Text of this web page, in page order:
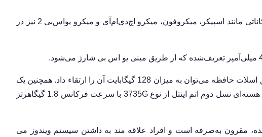
80 Cesium ، وای-فای و بلوتوث داشته و امکاناتی مانند اسپیکر، میکروفون، میکرو اچ‌دی‌ام‌آی و میکرو یواس‌بی 2 نیز در
حافظه داخلی 16 گیگابایتی است البته از طریق اسلات حافظه می‌توان به میزان 128 گیگابایت آن را ارتقاء داد. همچنین یک
گیگابایت رم داشته و پردازنده دستگاه از نوع 4 هسته‌ای نسل دوم اتم اینتل از نوع 3735G با سرعت فرکانس 1.8 گیگاهرتز
مقرون به‌صرفه است و افراد علاقه‌ مند به داشتن سیستم ویندوز می